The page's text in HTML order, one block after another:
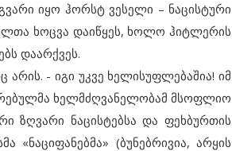
იყო ჰორსტ ვესელი – ნაცისტური
ხოცვა დაიწყეს, ხოლო ჰიტლერის
დაარქვეს.
- იგი უკვე ხელისუფლებაშია! იმ
ხელმძღვანელობამ მსოფლიო
ზღვარი ნაცისტებსა და ფეხბურთის
«ნაციფანებმა» (ბუნებრივია, არყის